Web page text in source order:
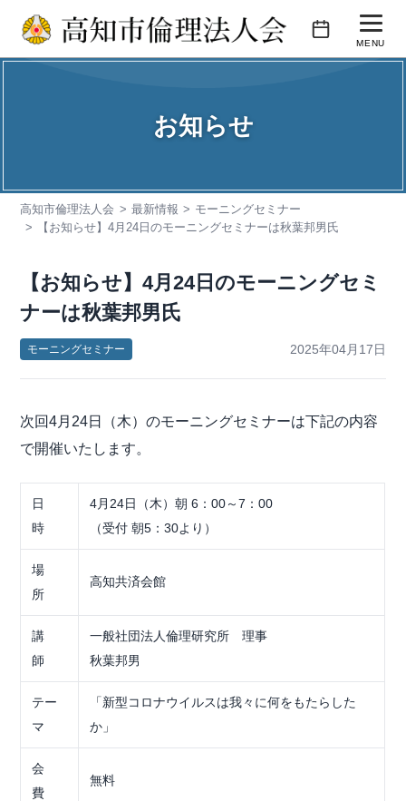
テ
キ
MENU
入会のご案内
お知らせ
高知市倫理法人会 最新情報
モーニングセミナー
【お知らせ】4月24日のモーニングセミナーは秋葉邦男氏
【お知らせ】4月24日のモーニングセミ
ナーは秋葉邦男氏
モーニングセミナー 2025年04月17日
次回4月24日（木）のモーニングセミナーは下記の内容
で開催いたします。
日
時
4月24日（木）朝 6：00～7：00
（受付 朝5：30より）
場
所
高知共済会館
講
師
一般社団法⼈倫理研究所 理事
秋葉邦男
テー
マ
「新型コロナウイルスは我々に何をもたらした
か」
会
費
無料